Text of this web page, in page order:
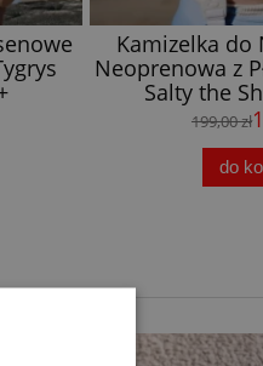
Kamizelka do
Neoprenowa z
Salty the
199,00 zł
do